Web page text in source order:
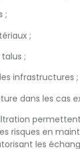
;
;
;
infrastructures ;
dans les cas
risques en
les